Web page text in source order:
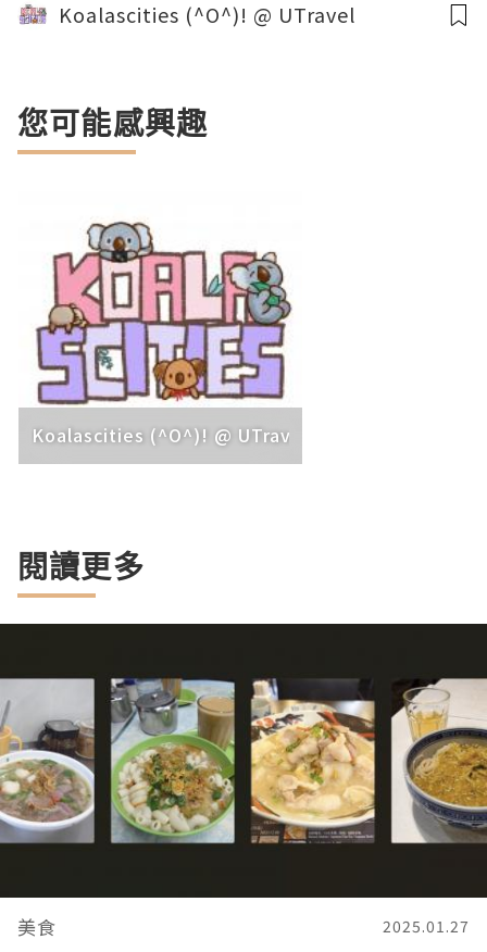
Koalascities (^O^)! @ UTravel
您可能感興趣
Koalascities (^O^)! @ UTravel
閱讀更多
美食 2025.01.27